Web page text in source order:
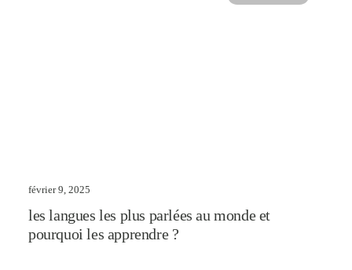
février 9, 2025
les langues les plus parlées au monde et
pourquoi les apprendre ?